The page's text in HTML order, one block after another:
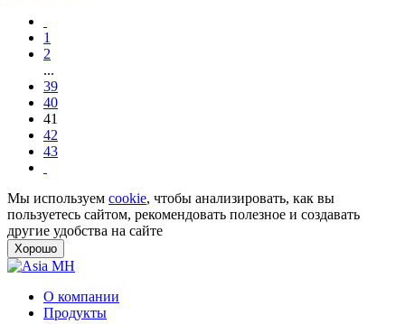
1
2
...
39
40
41
42
43
Мы используем cookie, чтобы анализировать, как вы
пользуетесь сайтом, рекомендовать полезное и создавать
другие удобства на сайте
Хорошо
О компании
Продукты